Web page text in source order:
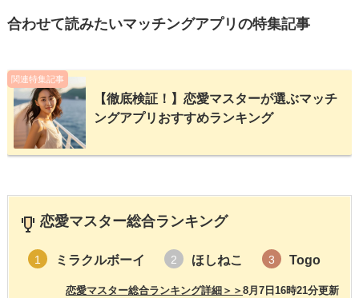
合わせて読みたいマッチングアプリの特集記事
関連特集記事
【徹底検証！】恋愛マスターが選ぶマッチ
ングアプリおすすめランキング
恋愛マスター総合ランキング
1 ミラクルボーイ 2 ほしねこ 3 Togo
8月7日16時21分更新
恋愛マスター総合ランキング詳細＞＞